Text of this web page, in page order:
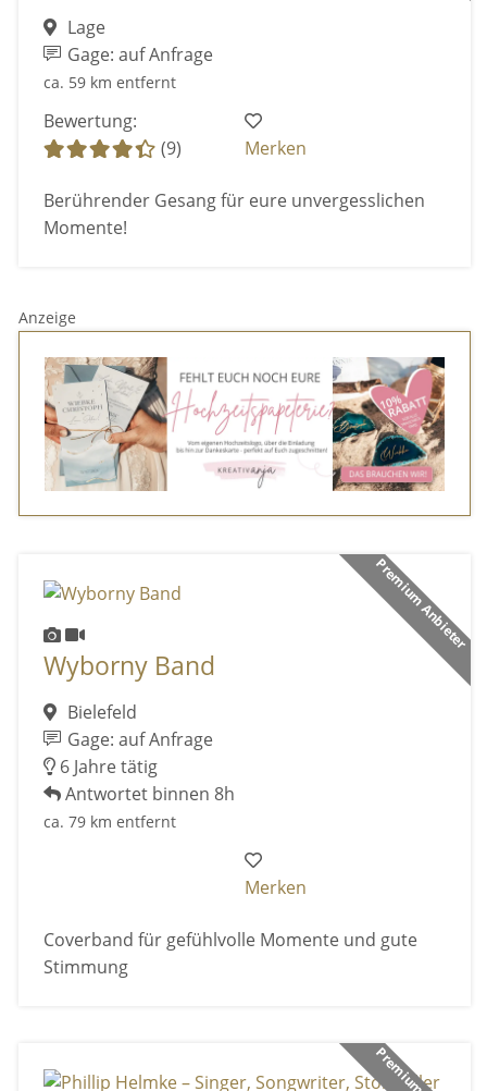
Lage
Gage: auf Anfrage
ca. 59 km entfernt
Bewertung:
(9)
Merken
Berührender Gesang für eure unvergesslichen
Momente!
Anzeige
Premium Anbieter
Wyborny Band
Bielefeld
Gage: auf Anfrage
6 Jahre tätig
Antwortet binnen 8h
ca. 79 km entfernt
Merken
Coverband für gefühlvolle Momente und gute
Stimmung